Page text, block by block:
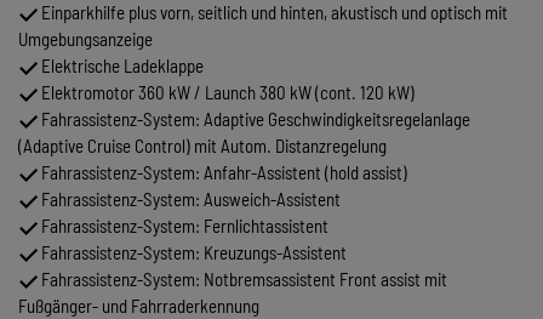
Einparkhilfe plus vorn, seitlich und hinten, akustisch und optisch mit
Umgebungsanzeige
Elektrische Ladeklappe
Elektromotor 360 kW / Launch 380 kW (cont. 120 kW)
Fahrassistenz-System: Adaptive Geschwindigkeitsregelanlage
(Adaptive Cruise Control) mit Autom. Distanzregelung
Fahrassistenz-System: Anfahr-Assistent (hold assist)
Fahrassistenz-System: Ausweich-Assistent
Fahrassistenz-System: Fernlichtassistent
Fahrassistenz-System: Kreuzungs-Assistent
Fahrassistenz-System: Notbremsassistent Front assist mit
Fußgänger- und Fahrraderkennung